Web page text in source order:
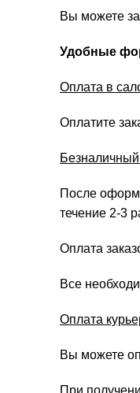
Вы можете
Удобные
Оплата в
Оплатите
Безналичный
После
течение 2-3
Оплата
Все
Оплата
Вы можете